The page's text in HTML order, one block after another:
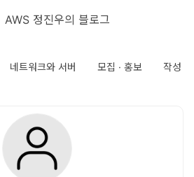
AWS 정진우의 블로그
네트워크와 서버 모집 · 홍보 작성